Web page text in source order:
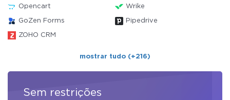
Opencart Wrike
GoZen Forms Pipedrive
ZOHO CRM
mostrar tudo (+216)
Sem restrições